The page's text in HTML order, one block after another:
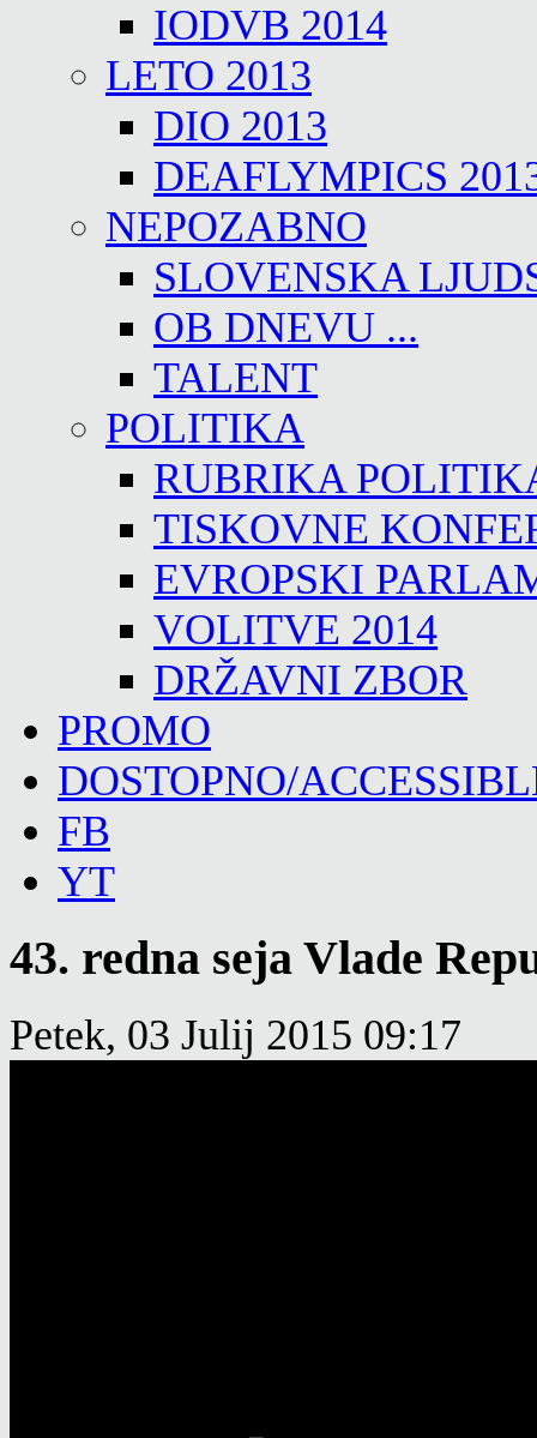
IODVB 2014
LETO 2013
DIO 2013
DEAFLYMPICS
NEPOZABNO
SLOVENSKA
OB DNEVU ...
TALENT
POLITIKA
RUBRIKA
TISKOVNE
EVROPSKI
VOLITVE 2014
DRŽAVNI ZBOR
PROMO
DOSTOPNO/
FB
YT
43. redna seja Vlade
Petek, 03 Julij 2015 09:17